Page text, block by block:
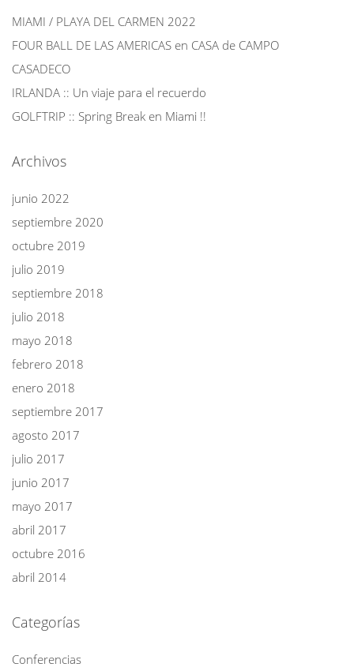
MIAMI / PLAYA DEL CARMEN 2022
FOUR BALL DE LAS AMERICAS en CASA de CAMPO
CASADECO
IRLANDA :: Un viaje para el recuerdo
GOLFTRIP :: Spring Break en Miami !!
Archivos
junio 2022
septiembre 2020
octubre 2019
julio 2019
septiembre 2018
julio 2018
mayo 2018
febrero 2018
enero 2018
septiembre 2017
agosto 2017
julio 2017
junio 2017
mayo 2017
abril 2017
octubre 2016
abril 2014
Categorías
Conferencias